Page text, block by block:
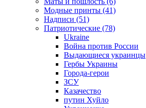
Модные принты (41)
Надписи (51)
Патриотические (78)
Ukraine
Война против России
Выдающиеся украинцы
Гербы Украины
Города-герои
ЗСУ
Казачество
путин Хуйло